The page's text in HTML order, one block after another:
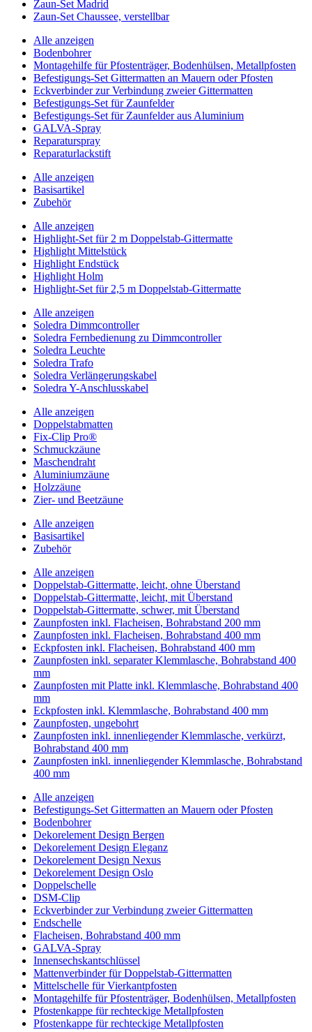
Zaun-Set Madrid
Zaun-Set Chaussee, verstellbar
Alle anzeigen
Bodenbohrer
Montagehilfe für Pfostenträger, Bodenhülsen, Metallpfosten
Befestigungs-Set Gittermatten an Mauern oder Pfosten
Eckverbinder zur Verbindung zweier Gittermatten
Befestigungs-Set für Zaunfelder
Befestigungs-Set für Zaunfelder aus Aluminium
GALVA-Spray
Reparaturspray
Reparaturlackstift
Alle anzeigen
Basisartikel
Zubehör
Alle anzeigen
Highlight-Set für 2 m Doppelstab-Gittermatte
Highlight Mittelstück
Highlight Endstück
Highlight Holm
Highlight-Set für 2,5 m Doppelstab-Gittermatte
Alle anzeigen
Soledra Dimmcontroller
Soledra Fernbedienung zu Dimmcontroller
Soledra Leuchte
Soledra Trafo
Soledra Verlängerungskabel
Soledra Y-Anschlusskabel
Alle anzeigen
Doppelstabmatten
Fix-Clip Pro®
Schmuckzäune
Maschendraht
Aluminiumzäune
Holzzäune
Zier- und Beetzäune
Alle anzeigen
Basisartikel
Zubehör
Alle anzeigen
Doppelstab-Gittermatte, leicht, ohne Überstand
Doppelstab-Gittermatte, leicht, mit Überstand
Doppelstab-Gittermatte, schwer, mit Überstand
Zaunpfosten inkl. Flacheisen, Bohrabstand 200 mm
Zaunpfosten inkl. Flacheisen, Bohrabstand 400 mm
Eckpfosten inkl. Flacheisen, Bohrabstand 400 mm
Zaunpfosten inkl. separater Klemmlasche, Bohrabstand 400
mm
Zaunpfosten mit Platte inkl. Klemmlasche, Bohrabstand 400
mm
Eckpfosten inkl. Klemmlasche, Bohrabstand 400 mm
Zaunpfosten, ungebohrt
Zaunpfosten inkl. innenliegender Klemmlasche, verkürzt,
Bohrabstand 400 mm
Zaunpfosten inkl. innenliegender Klemmlasche, Bohrabstand
400 mm
Alle anzeigen
Befestigungs-Set Gittermatten an Mauern oder Pfosten
Bodenbohrer
Dekorelement Design Bergen
Dekorelement Design Eleganz
Dekorelement Design Nexus
Dekorelement Design Oslo
Doppelschelle
DSM-Clip
Eckverbinder zur Verbindung zweier Gittermatten
Endschelle
Flacheisen, Bohrabstand 400 mm
GALVA-Spray
Innensechskantschlüssel
Mattenverbinder für Doppelstab-Gittermatten
Mittelschelle für Vierkantpfosten
Montagehilfe für Pfostenträger, Bodenhülsen, Metallpfosten
Pfostenkappe für rechteckige Metallpfosten
Pfostenkappe für rechteckige Metallpfosten